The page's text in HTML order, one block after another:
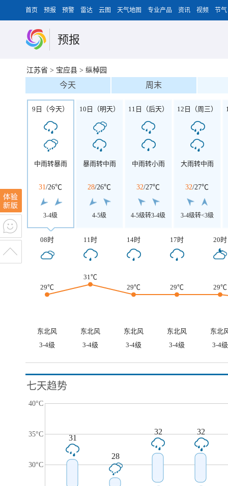
首页 预报 预警 雷达 云图 天气地图 专业产品 资讯 视频 节气
预报
江苏省 > 宝应县 > 纵棹园
今天 周末
9日（今天）
中雨转暴雨
31/26℃
3-4级
10日（明天）
暴雨转中雨
28/26℃
4-5级
11日（后天）
中雨转小雨
32/27℃
4-5级转3-4级
12日（周三）
大雨转中雨
32/27℃
3-4级转<3级
08时 11时 14时 17时 20时
29℃
31℃
29℃
29℃ 29℃
东北风 东北风 东北风 东北风
东北
3-4级
3-4级 3-4级 3-4级 3-4级
七天趋势
40°C
35°C
30°C
31
28
32 32